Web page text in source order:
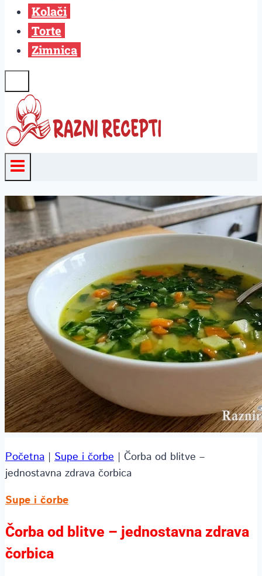
Kolači
Torte
Zimnica
Početna | Supe i čorbe | Čorba od blitve –
jednostavna zdrava čorbica
Supe i čorbe
Čorba od blitve – jednostavna zdrava
čorbica